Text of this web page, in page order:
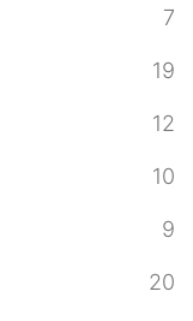
7
19
12
10
9
20